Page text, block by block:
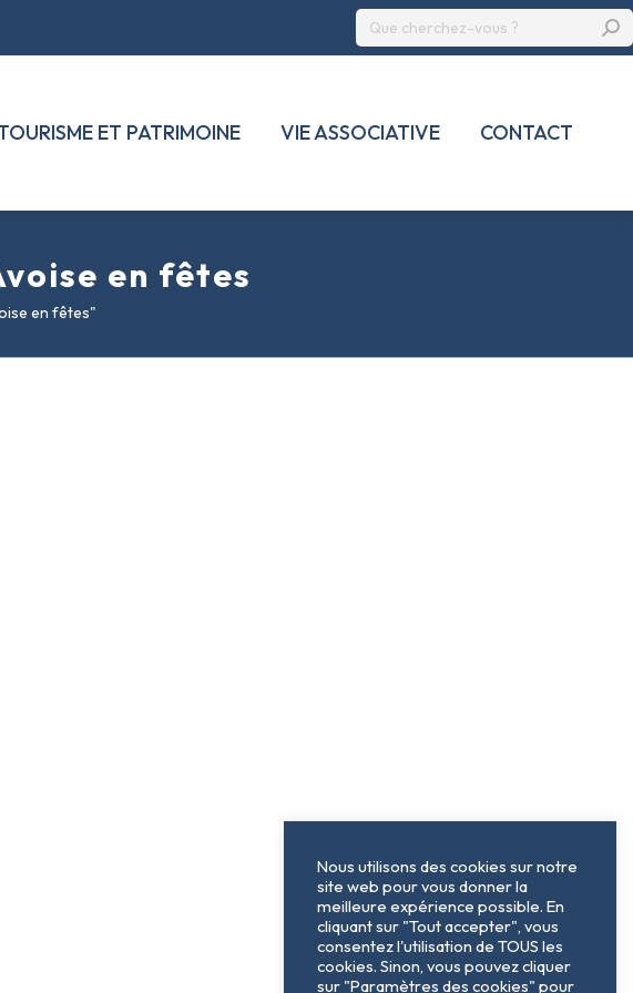
Recherche
:
ET PATRIMOINE VIE ASSOCIATIVE CONTACT
en fêtes
en fêtes"
Nous utilisons des cookies sur notre
site web pour vous donner la
meilleure expérience possible. En
cliquant sur "Tout accepter", vous
consentez l'utilisation de TOUS les
cookies. Sinon, vous pouvez cliquer
sur "Paramètres des cookies" pour